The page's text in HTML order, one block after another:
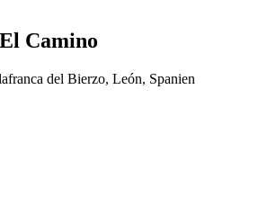
Camino
del Bierzo, León, Spanien